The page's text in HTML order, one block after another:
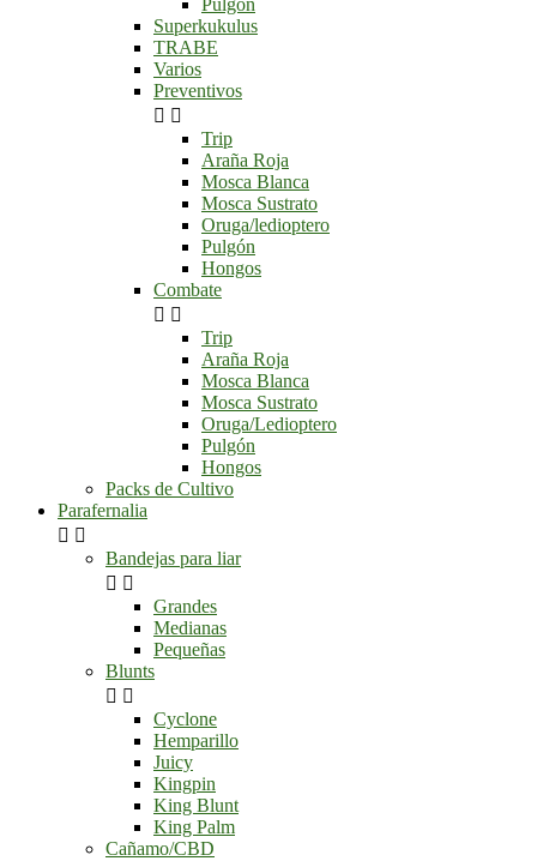
Superkukulus
TRABE
Varios
Preventivos
 
Trip
Araña Roja
Mosca Blanca
Mosca Sustrato
Oruga/ledioptero
Pulgón
Hongos
Combate
 
Trip
Araña Roja
Mosca Blanca
Mosca Sustrato
Oruga/Ledioptero
Pulgón
Hongos
Packs de Cultivo
Parafernalia
 
Bandejas para liar
 
Grandes
Medianas
Pequeñas
Blunts
 
Cyclone
Hemparillo
Juicy
Kingpin
King Blunt
King Palm
Cañamo/CBD